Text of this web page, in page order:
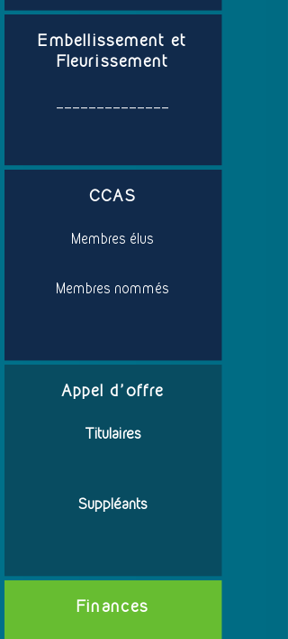
Embellissement et
Fleurissement
______________
CCAS
Membres élus
Membres nommés
Appel d'offre
Titulaires
Suppléants
Finances